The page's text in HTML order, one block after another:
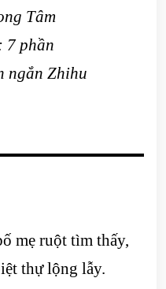
Tâm
7 phần
ngắn Zhihu
mẹ ruột tìm thấy,
thự lộng lẫy.